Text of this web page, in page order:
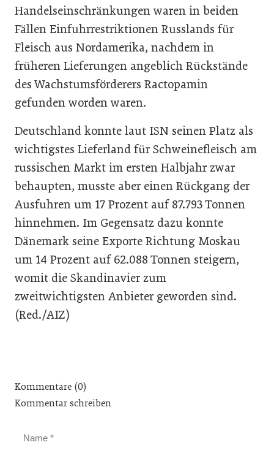
Handelseinschränkungen waren in beiden
Fällen Einfuhrrestriktionen Russlands für
Fleisch aus Nordamerika, nachdem in
früheren Lieferungen angeblich Rückstände
des Wachstumsförderers Ractopamin
gefunden worden waren.
Deutschland konnte laut ISN seinen Platz als
wichtigstes Lieferland für Schweinefleisch am
russischen Markt im ersten Halbjahr zwar
behaupten, musste aber einen Rückgang der
Ausfuhren um 17 Prozent auf 87.793 Tonnen
hinnehmen. Im Gegensatz dazu konnte
Dänemark seine Exporte Richtung Moskau
um 14 Prozent auf 62.088 Tonnen steigern,
womit die Skandinavier zum
zweitwichtigsten Anbieter geworden sind.
(Red./AIZ)
Kommentare (0)
Kommentar schreiben